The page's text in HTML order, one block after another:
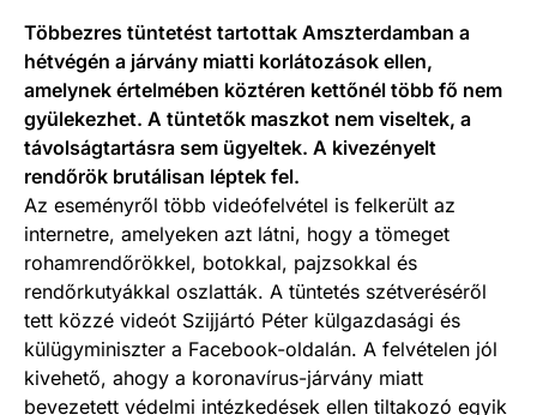
Többezres tüntetést tartottak Amszterdamban a
hétvégén a járvány miatti korlátozások ellen,
amelynek értelmében köztéren kettőnél több fő nem
gyülekezhet. A tüntetők maszkot nem viseltek, a
távolságtartásra sem ügyeltek. A kivezényelt
rendőrök brutálisan léptek fel.
Az eseményről több videófelvétel is felkerült az
internetre, amelyeken azt látni, hogy a tömeget
rohamrendőrökkel, botokkal, pajzsokkal és
rendőrkutyákkal oszlatták. A tüntetés szétveréséről
tett közzé videót Szijjártó Péter külgazdasági és
külügyminiszter a Facebook-oldalán. A felvételen jól
kivehető, ahogy a koronavírus-járvány miatt
bevezetett védelmi intézkedések ellen tiltakozó egyik